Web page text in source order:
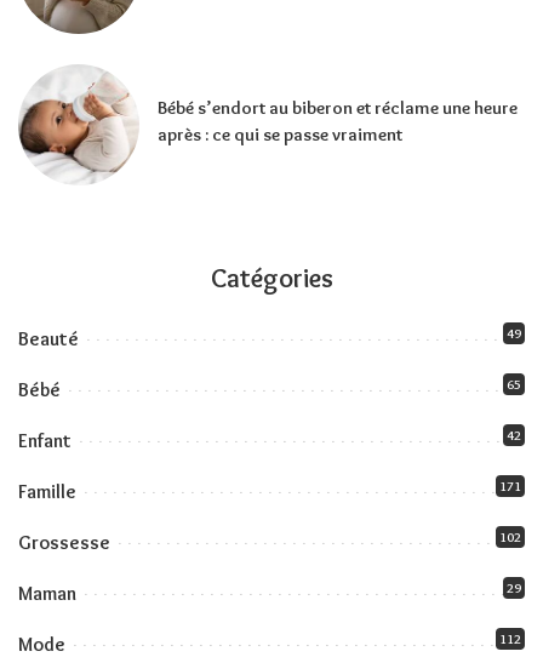
Bébé s’endort au biberon et réclame une heure
après : ce qui se passe vraiment
Catégories
Beauté 49
Bébé 65
Enfant 42
Famille 171
Grossesse 102
Maman 29
Mode 112